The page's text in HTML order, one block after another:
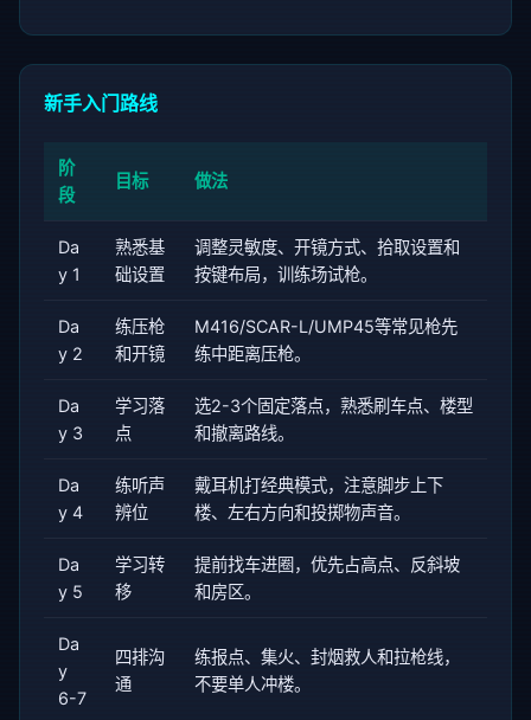
新手入门路线
阶
段
目标 做法
Da
y 1
熟悉基
础设置
调整灵敏度、开镜方式、拾取设置和
按键布局，训练场试枪。
Da
y 2
练压枪
和开镜
M416/SCAR-L/UMP45等常见枪先
练中距离压枪。
Da
y 3
学习落
点
选2-3个固定落点，熟悉刷车点、楼型
和撤离路线。
Da
y 4
练听声
辨位
戴耳机打经典模式，注意脚步上下
楼、左右方向和投掷物声音。
Da
y 5
学习转
移
提前找车进圈，优先占高点、反斜坡
和房区。
Da
y
6-7
四排沟
通
练报点、集火、封烟救人和拉枪线，
不要单人冲楼。